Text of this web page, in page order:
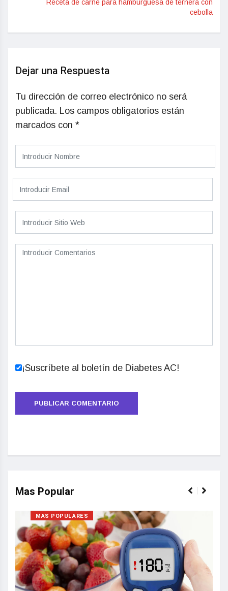
Receta de carne para hamburguesa de ternera con
cebolla
Dejar una Respuesta
Tu dirección de correo electrónico no será
publicada. Los campos obligatorios están
marcados con *
¡Suscríbete al boletín de Diabetes AC!
Mas Popular
MAS POPULARES